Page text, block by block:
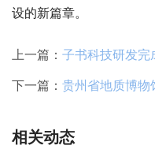
设的新篇章。
上一篇： 子书科技研发完成“馆藏电
下一篇： 贵州省地质博物馆与
相关动态